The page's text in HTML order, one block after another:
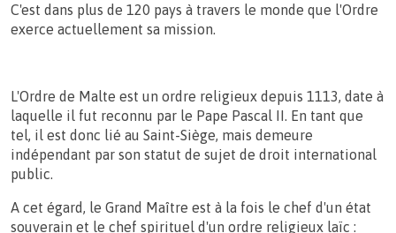
C'est dans plus de 120 pays à travers le monde que l'Ordre
exerce actuellement sa mission.
L'Ordre de Malte est un ordre religieux depuis 1113, date à
laquelle il fut reconnu par le Pape Pascal II. En tant que
tel, il est donc lié au Saint-Siège, mais demeure
indépendant par son statut de sujet de droit international
public.
A cet égard, le Grand Maître est à la fois le chef d'un état
souverain et le chef spirituel d'un ordre religieux laïc :